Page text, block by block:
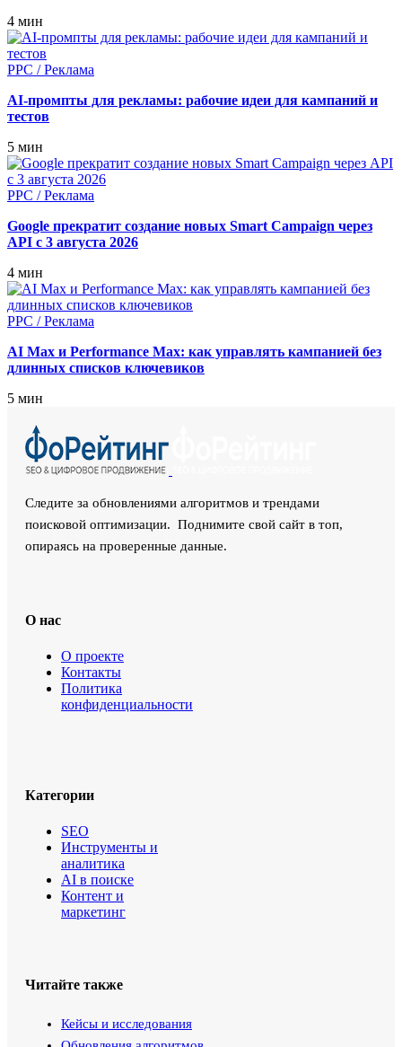
4 мин
PPC / Реклама
AI‑промпты для рекламы: рабочие идеи для кампаний и
тестов
5 мин
PPC / Реклама
Google прекратит создание новых Smart Campaign через
API с 3 августа 2026
4 мин
PPC / Реклама
AI Max и Performance Max: как управлять кампанией без
длинных списков ключевиков
5 мин
Следите за обновлениями алгоритмов и трендами
поисковой оптимизации. Поднимите свой сайт в топ,
опираясь на проверенные данные.
О нас
О проекте
Контакты
Политика
конфиденциальности
Категории
SEO
Инструменты и
аналитика
AI в поиске
Контент и
маркетинг
Читайте также
Кейсы и исследования